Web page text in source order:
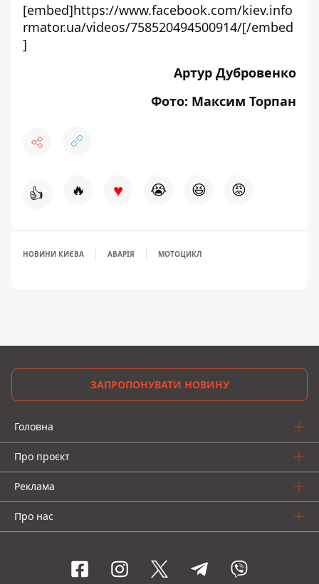
[embed]https://www.facebook.com/kiev.info
rmator.ua/videos/758520494500914/[/embed
]
Артур Дубровенко
Фото: Максим Торпан
👍 🔥 ♥ 😭 😆 😡
НОВИНИ КИЄВА АВАРІЯ МОТОЦИКЛ
ЗАПРОПОНУВАТИ НОВИНУ
Головна
Про проєкт
Реклама
Про нас